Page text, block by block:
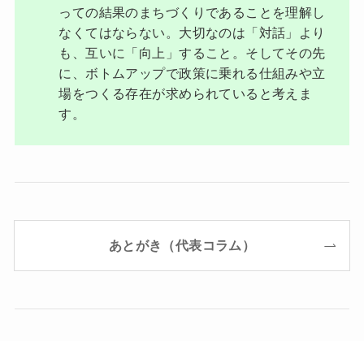
っての結果のまちづくりであることを理解し
なくてはならない。大切なのは「対話」より
も、互いに「向上」すること。そしてその先
に、ボトムアップで政策に乗れる仕組みや立
場をつくる存在が求められていると考えま
す。
あとがき（代表コラム）